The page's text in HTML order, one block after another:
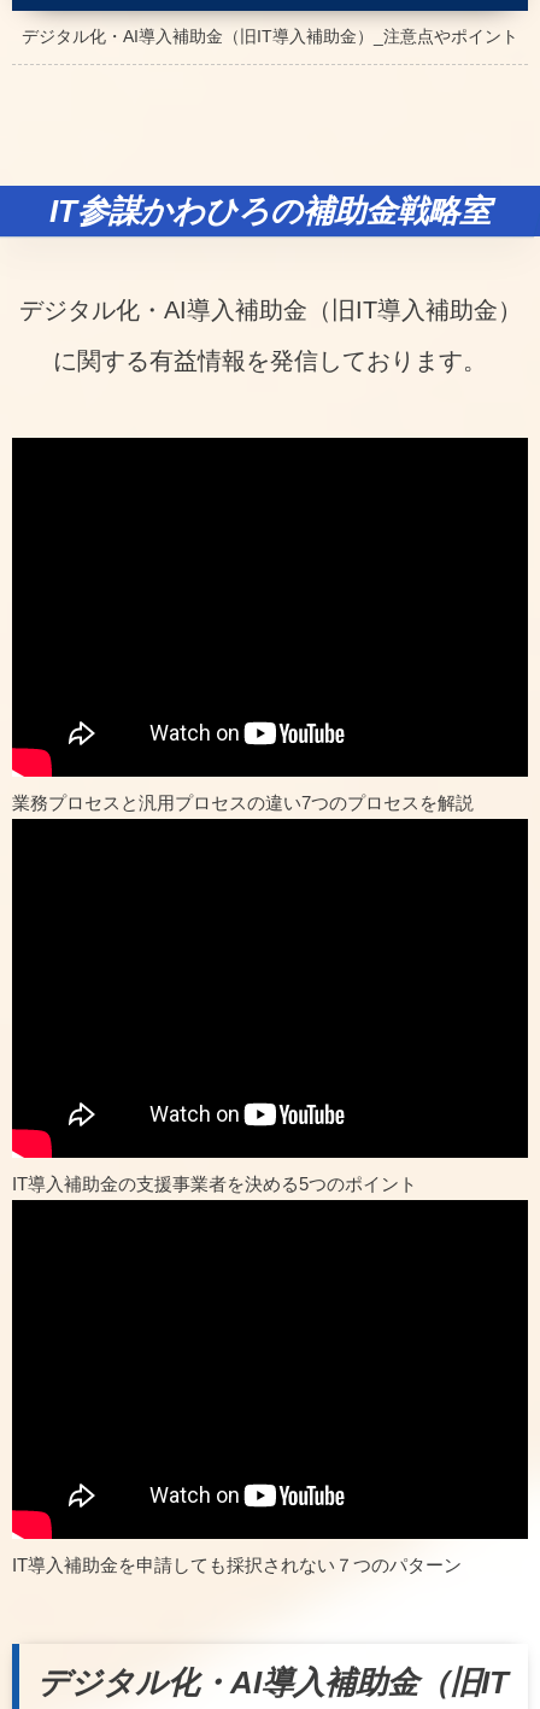
デジタル化・AI導入補助金（旧IT導入補助金）_注意点やポイント
IT参謀かわひろの補助金戦略室
デジタル化・AI導入補助金（旧IT導入補助金）
に関する有益情報を発信しております。
業務プロセスと汎用プロセスの違い7つのプロセスを解説
IT導入補助金の支援事業者を決める5つのポイント
IT導入補助金を申請しても採択されない７つのパターン
デジタル化・AI導入補助金（旧IT